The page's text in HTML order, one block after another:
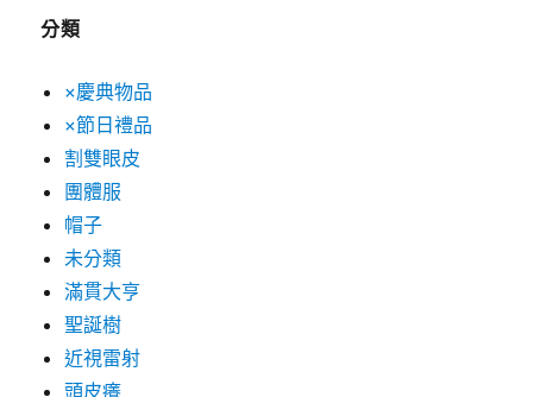
分類
×慶典物品
×節日禮品
割雙眼皮
團體服
帽子
未分類
滿貫大亨
聖誕樹
近視雷射
頭皮癢